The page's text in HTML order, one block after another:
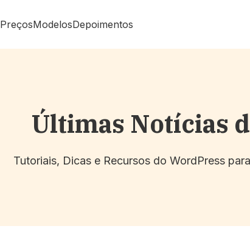
PreçosModelosDepoimentos
Últimas Notícias
Tutoriais, Dicas e Recursos do WordPress